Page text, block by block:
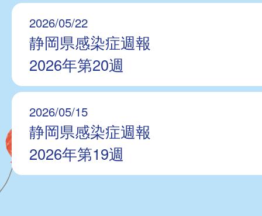
2026/05/22
静岡県感染症週報
2026年第20週
2026/05/15
静岡県感染症週報
2026年第19週